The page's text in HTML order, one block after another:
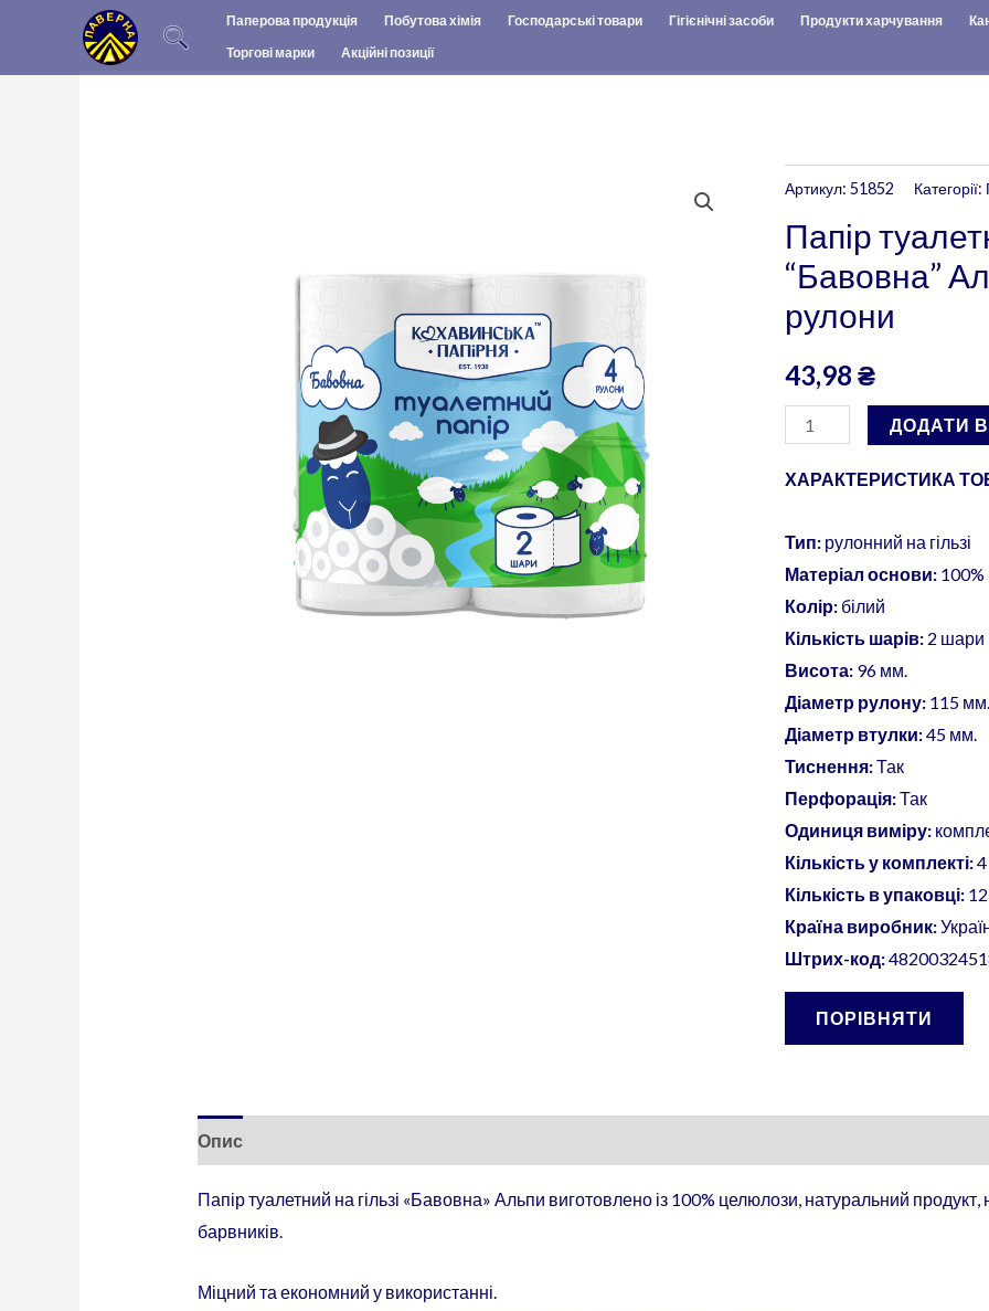
вмісту
Паперова продукція Побутова хімія Господарські товари Гігієнічні засоби Продукти харчування
Торгові марки
Акційні позиції
Артикул:51852 Категорії:
Папір
“Бавовна”
рулони
43,98₴
Папір
целюлозний
"Бавовна"
Альпи,
2
шаровий,
4
рулони
кількість
ДОДАТИ
ХАРАКТЕРИСТИКА
Тип: рулонний на гільзі
Матеріал основи:
Колір: білий
Кількість шарів: 2 шари
Висота: 96 мм.
Діаметр рулону: 115
Діаметр втулки:45 мм.
Тиснення:Так
Перфорація:Так
Одиниця виміру:
Кількість у комплекті:
Кількість в упаковці:
Країна виробник:
Штрих-код:
ПОРІВНЯТИ
Опис
Папір туалетний на гільзі «Бавовна» Альпи виготовлено із 100% целюлози, натуральний продукт,
барвників.
Міцний та економний у використанні.